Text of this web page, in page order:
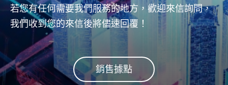
採用RAID方法，將多個區塊與
一奇偶校驗區塊組合在一起。
當資料區塊出現無法修正的錯
誤時，Apacer的固態硬碟控制
器可利用這些奇偶校驗區塊來
恢復原先數據，以確保資料的
完整性。
能完
若您有任何需要我們服務的地方，歡迎來信詢問，
我們收到您的來信後將儘速回覆！
銷售據點